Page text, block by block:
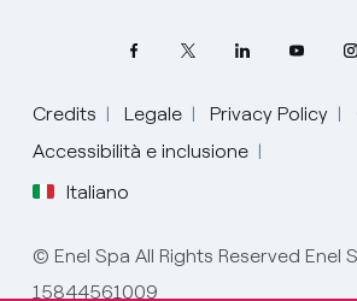
Credits Legale Privacy Policy
Accessibilità e inclusione
Italiano
© Enel Spa All Rights Reserved Enel
15844561009